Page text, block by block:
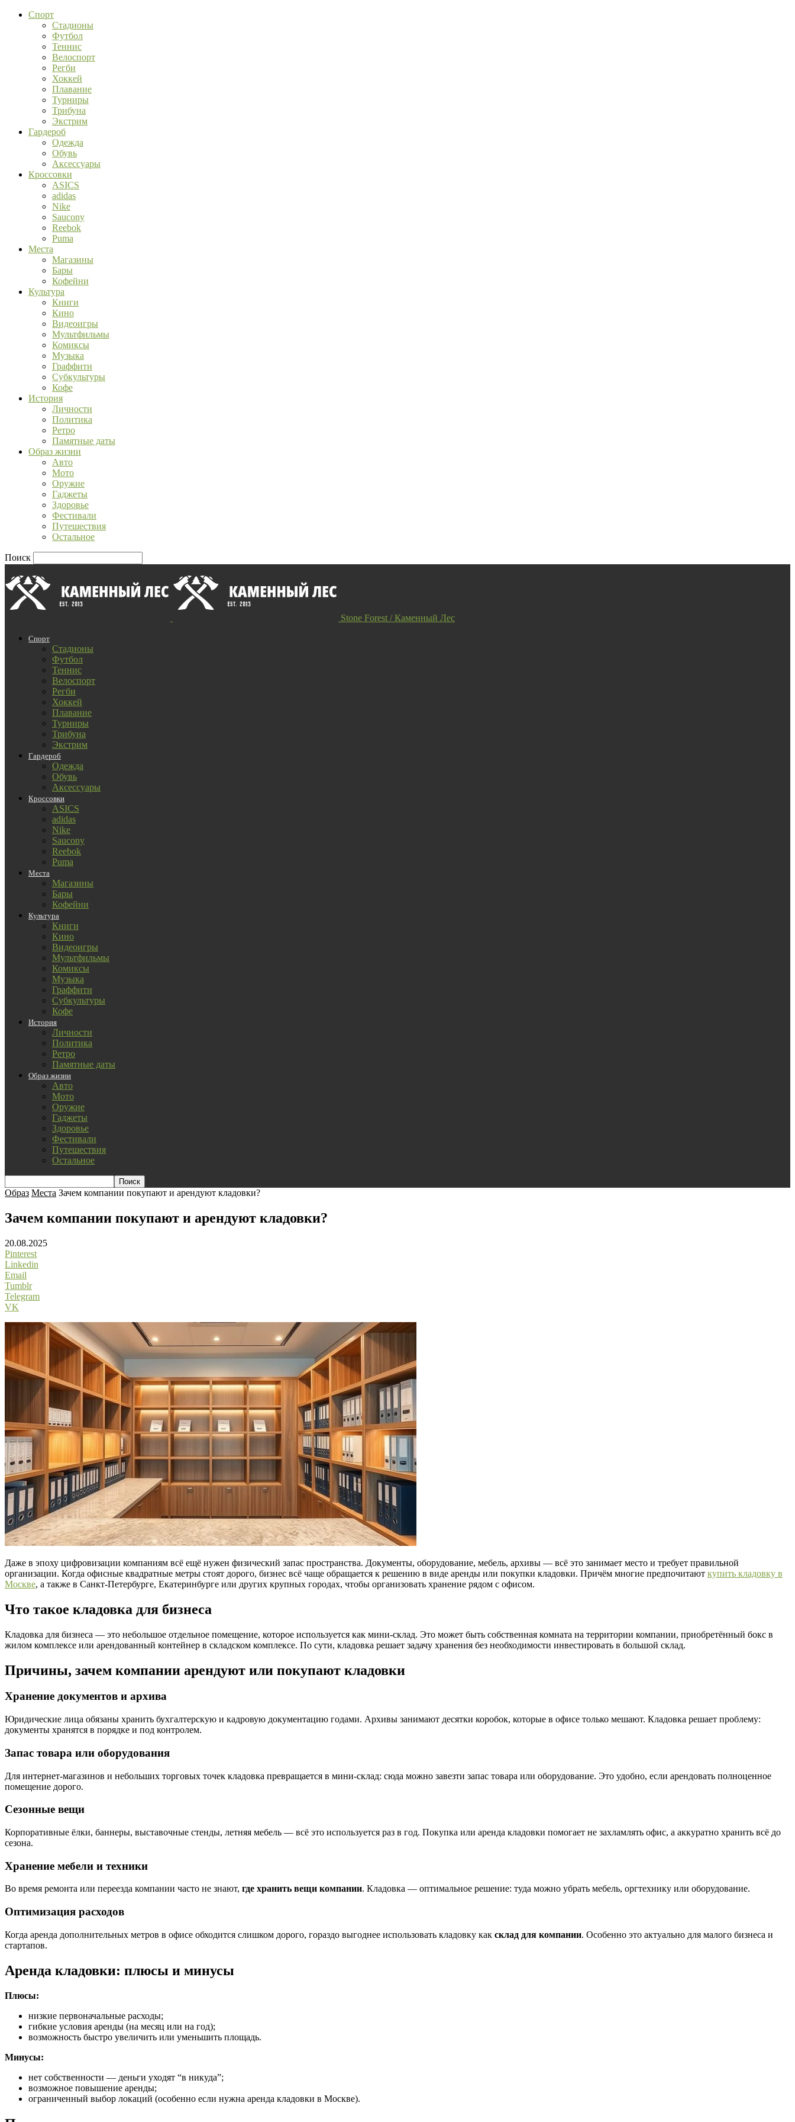
Спорт
Стадионы
Футбол
Теннис
Велоспорт
Регби
Хоккей
Плавание
Турниры
Трибуна
Экстрим
Гардероб
Одежда
Обувь
Аксессуары
Кроссовки
ASICS
adidas
Nike
Saucony
Reebok
Puma
Места
Магазины
Бары
Кофейни
Культура
Книги
Кино
Видеоигры
Мультфильмы
Комиксы
Музыка
Граффити
Субкультуры
Кофе
История
Личности
Политика
Ретро
Памятные даты
Образ жизни
Авто
Мото
Оружие
Гаджеты
Здоровье
Фестивали
Путешествия
Остальное
Поиск
Stone Forest / Каменный Лес
Спорт
Стадионы
Футбол
Теннис
Велоспорт
Регби
Хоккей
Плавание
Турниры
Трибуна
Экстрим
Гардероб
Одежда
Обувь
Аксессуары
Кроссовки
ASICS
adidas
Nike
Saucony
Reebok
Puma
Места
Магазины
Бары
Кофейни
Культура
Книги
Кино
Видеоигры
Мультфильмы
Комиксы
Музыка
Граффити
Субкультуры
Кофе
История
Личности
Политика
Ретро
Памятные даты
Образ жизни
Авто
Мото
Оружие
Гаджеты
Здоровье
Фестивали
Путешествия
Остальное
Образ Места Зачем компании покупают и арендуют кладовки?
Зачем компании покупают и арендуют кладовки?
20.08.2025
Pinterest
Linkedin
Email
Tumblr
Telegram
VK
Даже в эпоху цифровизации компаниям всё ещё нужен физический запас пространства. Документы, оборудование, мебель, архивы — всё это занимает место и требует правильной
организации. Когда офисные квадратные метры стоят дорого, бизнес всё чаще обращается к решению в виде аренды или покупки кладовки. Причём многие предпочитают купить кладовку в
Москве, а также в Санкт-Петербурге, Екатеринбурге или других крупных городах, чтобы организовать хранение рядом с офисом.
Что такое кладовка для бизнеса
Кладовка для бизнеса — это небольшое отдельное помещение, которое используется как мини-склад. Это может быть собственная комната на территории компании, приобретённый бокс в
жилом комплексе или арендованный контейнер в складском комплексе. По сути, кладовка решает задачу хранения без необходимости инвестировать в большой склад.
Причины, зачем компании арендуют или покупают кладовки
Хранение документов и архива
Юридические лица обязаны хранить бухгалтерскую и кадровую документацию годами. Архивы занимают десятки коробок, которые в офисе только мешают. Кладовка решает проблему:
документы хранятся в порядке и под контролем.
Запас товара или оборудования
Для интернет-магазинов и небольших торговых точек кладовка превращается в мини-склад: сюда можно завезти запас товара или оборудование. Это удобно, если арендовать полноценное
помещение дорого.
Сезонные вещи
Корпоративные ёлки, баннеры, выставочные стенды, летняя мебель — всё это используется раз в год. Покупка или аренда кладовки помогает не захламлять офис, а аккуратно хранить всё до
сезона.
Хранение мебели и техники
Во время ремонта или переезда компании часто не знают, где хранить вещи компании. Кладовка — оптимальное решение: туда можно убрать мебель, оргтехнику или оборудование.
Оптимизация расходов
Когда аренда дополнительных метров в офисе обходится слишком дорого, гораздо выгоднее использовать кладовку как склад для компании. Особенно это актуально для малого бизнеса и
стартапов.
Аренда кладовки: плюсы и минусы
Плюсы:
низкие первоначальные расходы;
гибкие условия аренды (на месяц или на год);
возможность быстро увеличить или уменьшить площадь.
Минусы:
нет собственности — деньги уходят “в никуда”;
возможное повышение аренды;
ограниченный выбор локаций (особенно если нужна аренда кладовки в Москве).